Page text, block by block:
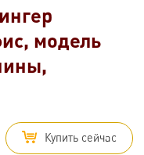
модель
Купить сейчас